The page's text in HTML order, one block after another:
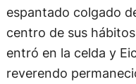
espantado colgado
centro de sus
entró en la celda y
reverendo